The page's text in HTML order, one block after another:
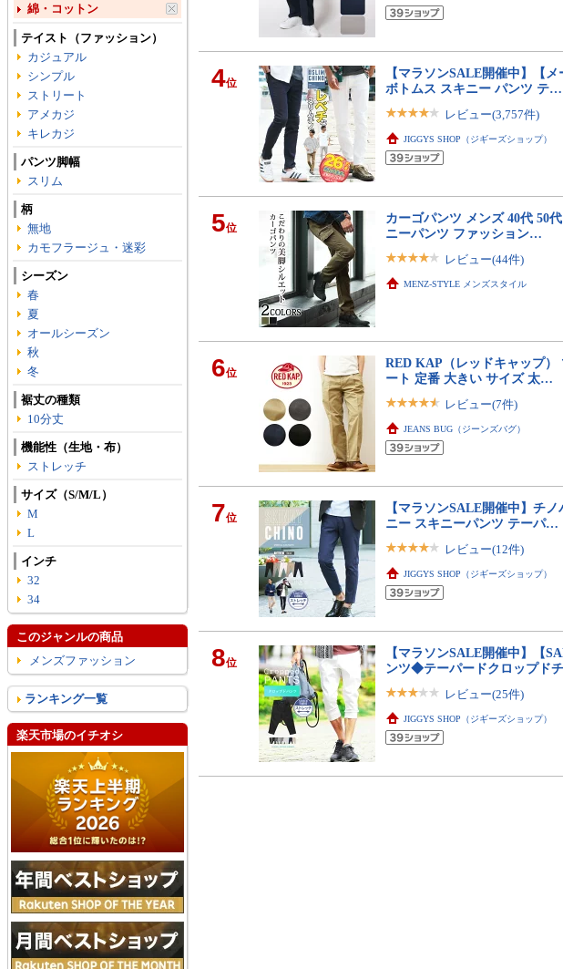
4位
【マラソンSALE開催中】【
ボトムス スキニー パンツ テ…
レビュー(3,757件)
JIGGYS SHOP（ジギーズショップ）
5位
カーゴパンツ メンズ 40代 50
ニーパンツ ファッション…
レビュー(44件)
MENZ-STYLE メンズスタイル
6位
RED KAP（レッドキャップ）
ート 定番 大きい サイズ 太…
レビュー(7件)
JEANS BUG（ジーンズバグ）
7位
【マラソンSALE開催中】チ
ニー スキニーパンツ テーパ…
レビュー(12件)
JIGGYS SHOP（ジギーズショップ）
8位
【マラソンSALE開催中】【
ンツ◆テーパードクロップド
レビュー(25件)
JIGGYS SHOP（ジギーズショップ）
綿・コットン
テイスト（ファッション）
カジュアル
シンプル
ストリート
アメカジ
キレカジ
パンツ脚幅
スリム
柄
無地
カモフラージュ・迷彩
シーズン
春
夏
オールシーズン
秋
冬
裾丈の種類
10分丈
機能性（生地・布）
ストレッチ
サイズ（S/M/L）
M
L
インチ
32
34
このジャンルの商品
メンズファッション
ランキング一覧
楽天市場のイチオシ